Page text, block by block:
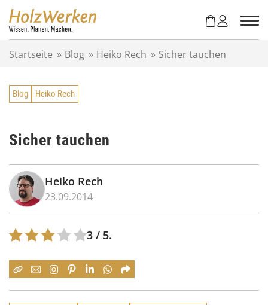
Startseite » Blog » Heiko Rech » Sicher tauchen
Blog Heiko Rech
Sicher tauchen
Heiko Rech
23.09.2014
3 / 5.